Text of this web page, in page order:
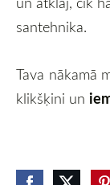
santehnika.
Tava nākamā
klikšķini un